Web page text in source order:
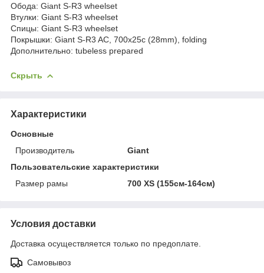
Обода: Giant S-R3 wheelset
Втулки: Giant S-R3 wheelset
Спицы: Giant S-R3 wheelset
Покрышки: Giant S-R3 AC, 700x25c (28mm), folding
Дополнительно: tubeless prepared
Скрыть
Характеристики
Основные
Производитель
Giant
Пользовательские характеристики
Размер рамы
700 XS (155см-164см)
Условия доставки
Доставка осуществляется только по предоплате.
Самовывоз